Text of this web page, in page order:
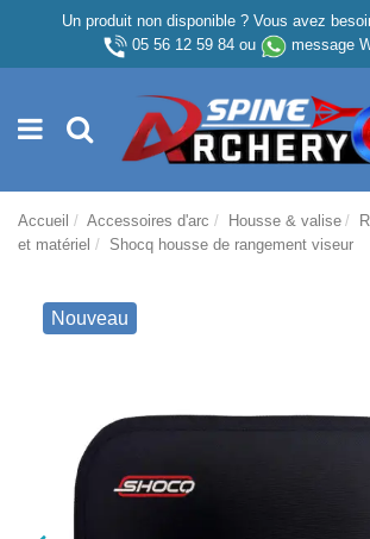
Un produit non disponible ? Vous avez
05 56 12 59 84ou message
Accueil Accessoires d'arc Housse & valise
et matériel
Shocq housse de rangement viseur
Nouveau